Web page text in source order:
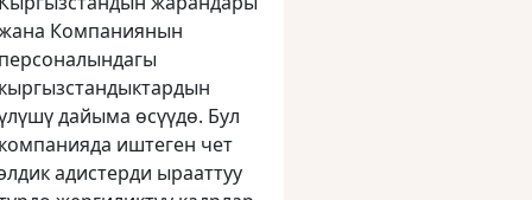
Компаниянын
дайыма өсүүдө. Бул
иштеген чет
адистерди ырааттуу